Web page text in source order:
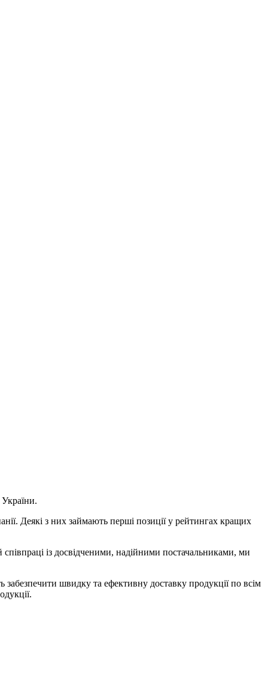
Деякі з них займають перші позиції у рейтингах кращих
із досвідченими, надійними постачальниками, ми
швидку та ефективну доставку продукції по всім